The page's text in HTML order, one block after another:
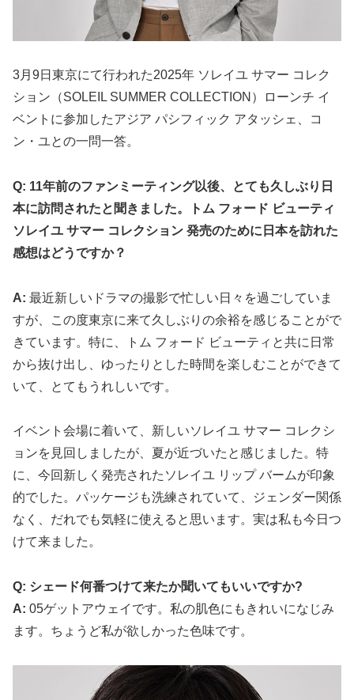
3月9日東京にて行われた2025年 ソレイユ サマー コレク
ション（SOLEIL SUMMER COLLECTION）ローンチ イ
ベントに参加したアジア パシフィック アタッシェ、コ
ン・ユとの一問一答。
Q: 11年前のファンミーティング以後、とても久しぶり日
本に訪問されたと聞きました。トム フォード ビューティ
ソレイユ サマー コレクション 発売のために日本を訪れた
感想はどうですか？
A: 最近新しいドラマの撮影で忙しい日々を過ごしていま
すが、この度東京に来て久しぶりの余裕を感じることがで
きています。特に、トム フォード ビューティと共に日常
から抜け出し、ゆったりとした時間を楽しむことができて
いて、とてもうれしいです。
イベント会場に着いて、新しいソレイユ サマー コレクシ
ョンを見回しましたが、夏が近づいたと感じました。特
に、今回新しく発売されたソレイユ リップ バームが印象
的でした。パッケージも洗練されていて、ジェンダー関係
なく、だれでも気軽に使えると思います。実は私も今日つ
けて来ました。
Q: シェード何番つけて来たか聞いてもいいですか?
A: 05ゲットアウェイです。私の肌色にもきれいになじみ
ます。ちょうど私が欲しかった色味です。